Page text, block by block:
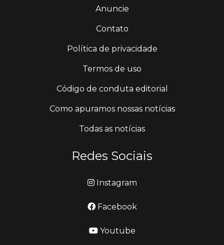
Anuncie
Contato
Política de privacidade
Termos de uso
Código de conduta editorial
Como apuramos nossas notícias
Todas as notícias
Redes Sociais
Instagram
Facebook
Youtube